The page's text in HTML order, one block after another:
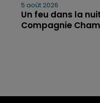
5 août 2026
Un feu dans la
Compagnie